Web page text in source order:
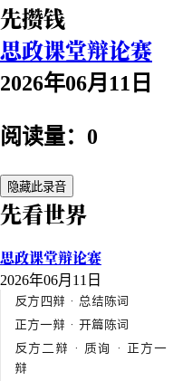
先攒钱
思政课堂辩论赛
2026年06月11日
阅读量：0
隐藏此录音
先看世界
思政课堂辩论赛
2026年06月11日
反方四辩 · 总结陈词
正方一辩 · 开篇陈词
反方二辩 · 质询 · 正方一
辩